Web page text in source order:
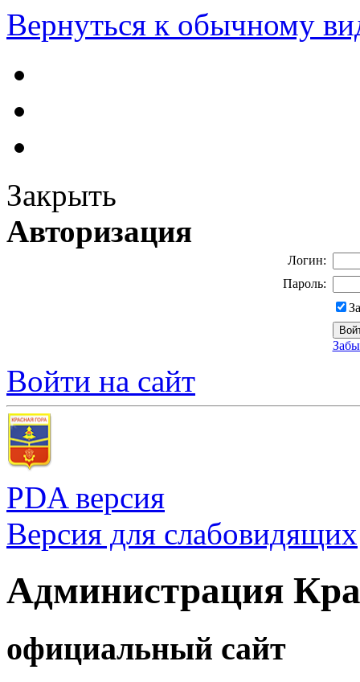
Вернуться к обычному
Закрыть
Авторизация
Логин:
Пароль:
Войти на сайт
PDA версия
Версия для слабовидящих
Администрация
официальный сайт